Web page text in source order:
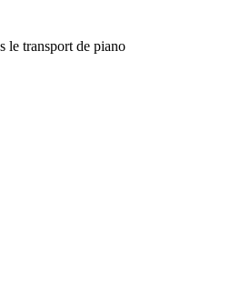
le transport de piano